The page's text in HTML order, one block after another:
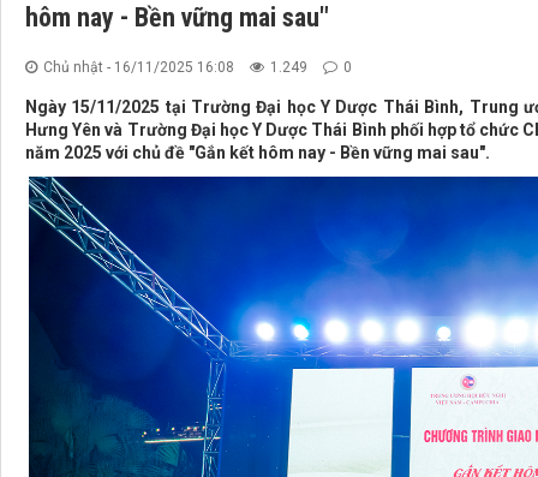
hôm nay - Bền vững mai sau"
Chủ nhật - 16/11/2025 16:08 1.249 0
Ngày 15/11/2025 tại Trường Đại học Y Dược Thái Bình, Trung
Hưng Yên và Trường Đại học Y Dược Thái Bình phối hợp tổ
năm 2025 với chủ đề "Gắn kết hôm nay - Bền vững mai sau".